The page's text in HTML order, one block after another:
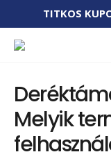
TITKOS​
Melyik